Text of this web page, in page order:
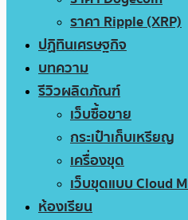
ราคา Ripple (XRP)
ปฏิทินเศรษฐกิจ
บทความ
รีวิวผลิตภัณฑ์
เว็บซื้อขาย
กระเป๋าเก็บเหรียญ
เครื่องขุด
เว็บขุดแบบ Cloud
ห้องเรียน